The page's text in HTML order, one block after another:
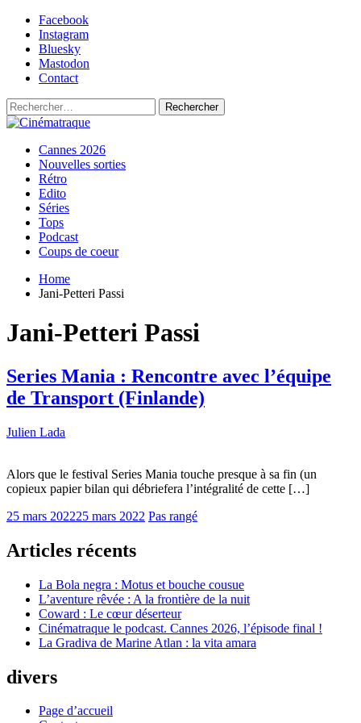
Skip
content
Facebook
Instagram
Bluesky
Mastodon
Contact
Rechercher :
Cinématraque
Si on avait du talent, on ferait des films
Primary
Menu
Cannes 2026
Nouvelles sorties
Rétro
Edito
Séries
Tops
Podcast
Coups de coeur
Home
Jani-Petteri Passi
Jani-Petteri Passi
Series Mania : Rencontre avec l’équipe
de Transport (Finlande)
Julien Lada
Alors que le festival Series Mania touche presque à sa fin (un
copieux papier bilan qui débriefera l’intégralité de cette […]
25 mars 202225 mars 2022 Pas rangé
Articles récents
La Bola negra : Motus et bouche cousue
L’aventure rêvée : A la frontière de la nuit
Coward : Le cœur déserteur
Cinématraque le podcast. Cannes 2026, l’épisode final !
La Gradiva de Marine Atlan : la vita amara
divers
Page d’accueil